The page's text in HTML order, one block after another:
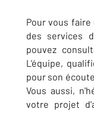
Pour vous
des services
pouvez
L'équipe,
pour son
Vous aussi,
votre projet